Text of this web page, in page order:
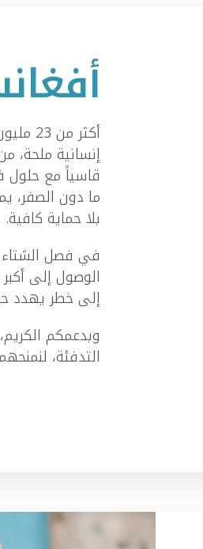
قاسياً مع حلول
ما دون الصفر،
بلا حماية كافية.
في فصل
الوصول إلى
إلى خطر يهدد
وبدعمكم
التدفئة،